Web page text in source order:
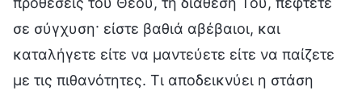
σε σύγχυση· είστε βαθιά αβέβαιοι, και
καταλήγετε είτε να μαντεύετε είτε να παίζετε
με τις πιθανότητες. Τι αποδεικνύει η στάση